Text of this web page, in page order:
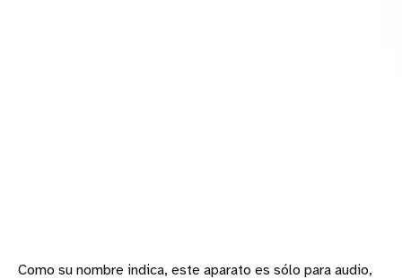
Como su nombre indica, este aparato es sólo para audio,